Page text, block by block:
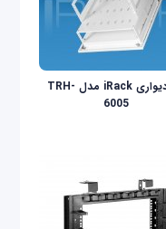
رک دیواری iRack مدل TRH-
6005